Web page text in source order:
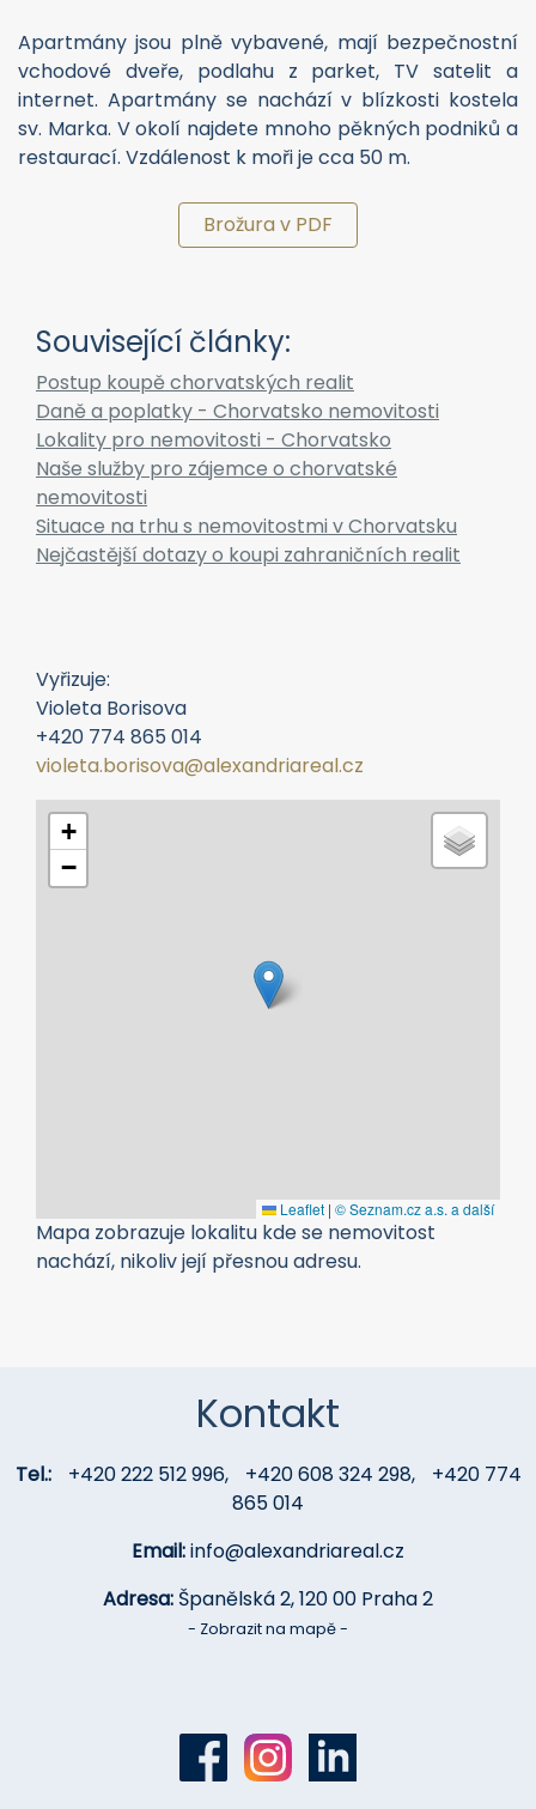
Apartmány jsou plně vybavené, mají bezpečnostní
vchodové dveře, podlahu z parket, TV satelit a
internet. Apartmány se nachází v blízkosti kostela
sv. Marka. V okolí najdete mnoho pěkných podniků a
restaurací. Vzdálenost k moři je cca 50 m.
Brožura v PDF
Související články:
Postup koupě chorvatských realit
Daně a poplatky - Chorvatsko nemovitosti
Lokality pro nemovitosti - Chorvatsko
Naše služby pro zájemce o chorvatské
nemovitosti
Situace na trhu s nemovitostmi v Chorvatsku
Nejčastější dotazy o koupi zahraničních realit
Vyřizuje:
Violeta Borisova
+420 774 865 014
violeta.borisova@alexandriareal.cz
+
−
Leaflet | © Seznam.cz a.s. a další
Mapa zobrazuje lokalitu kde se nemovitost
nachází, nikoliv její přesnou adresu.
Kontakt
Tel.: +420 222 512 996, +420 608 324 298,
+420 774
865 014
Email:info@alexandriareal.cz
Adresa: Španělská 2, 120 00 Praha 2
- Zobrazit na mapě -